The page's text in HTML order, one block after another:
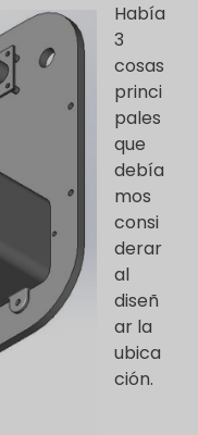
Había
3
cosas
princi
pales
que
debía
mos
consi
derar
al
diseñ
ar la
ubica
ción.